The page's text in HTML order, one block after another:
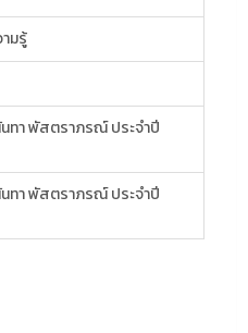
มรู้
ทา พัสตราภรณ์ ประจำปี
ทา พัสตราภรณ์ ประจำปี